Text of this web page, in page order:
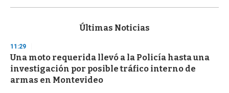
s
d
s
o
f
3
Últimas Noticias
11:29
Una moto requerida llevó a la Policía hasta una
investigación por posible tráfico interno de
armas en Montevideo